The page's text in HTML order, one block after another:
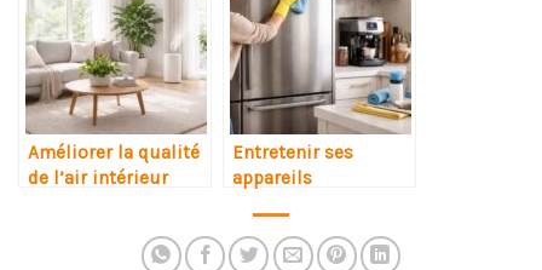
Améliorer la qualité
de l’air intérieur
Entretenir ses
appareils